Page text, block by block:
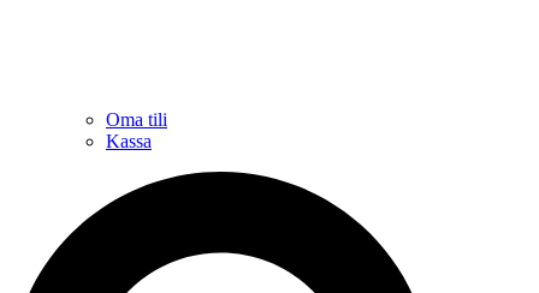
Oma tili
Kassa